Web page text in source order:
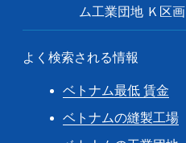
ム工業団地 Ｋ区画
よく検索される情報
ベトナム最低 賃金
ベトナムの縫製工場